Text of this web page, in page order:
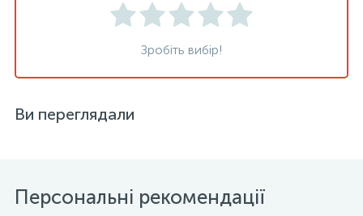
Зробіть вибір!
Ви переглядали
Персональні рекомендації